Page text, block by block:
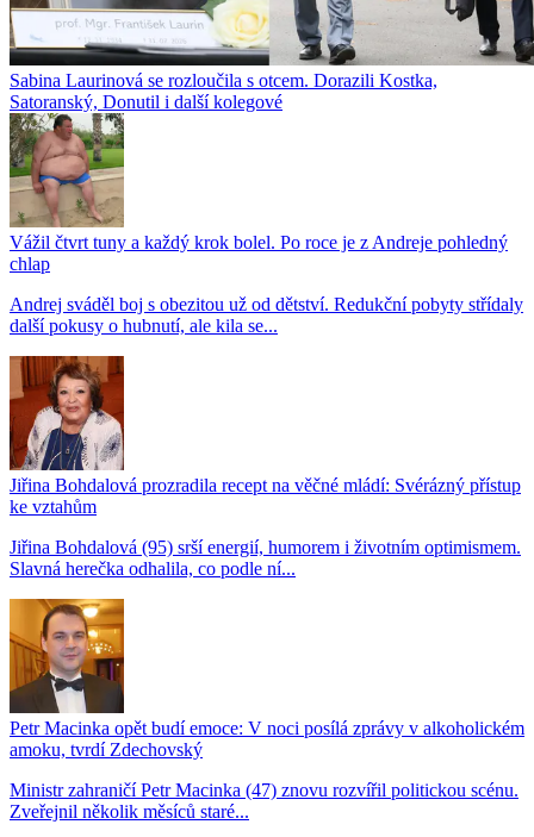
Sabina Laurinová se rozloučila s otcem. Dorazili Kostka,
Satoranský, Donutil i další kolegové
Vážil čtvrt tuny a každý krok bolel. Po roce je z Andreje pohledný
chlap
Andrej sváděl boj s obezitou už od dětství. Redukční pobyty střídaly
další pokusy o hubnutí, ale kila se...
Jiřina Bohdalová prozradila recept na věčné mládí: Svérázný přístup
ke vztahům
Jiřina Bohdalová (95) srší energií, humorem i životním optimismem.
Slavná herečka odhalila, co podle ní...
Petr Macinka opět budí emoce: V noci posílá zprávy v alkoholickém
amoku, tvrdí Zdechovský
Ministr zahraničí Petr Macinka (47) znovu rozvířil politickou scénu.
Zveřejnil několik měsíců staré...